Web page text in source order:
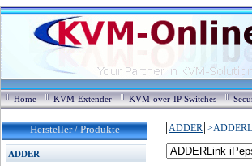
Home KVM-Extender KVM-over-IP Switches
Hersteller / Produkte
ADDER
ADDER >